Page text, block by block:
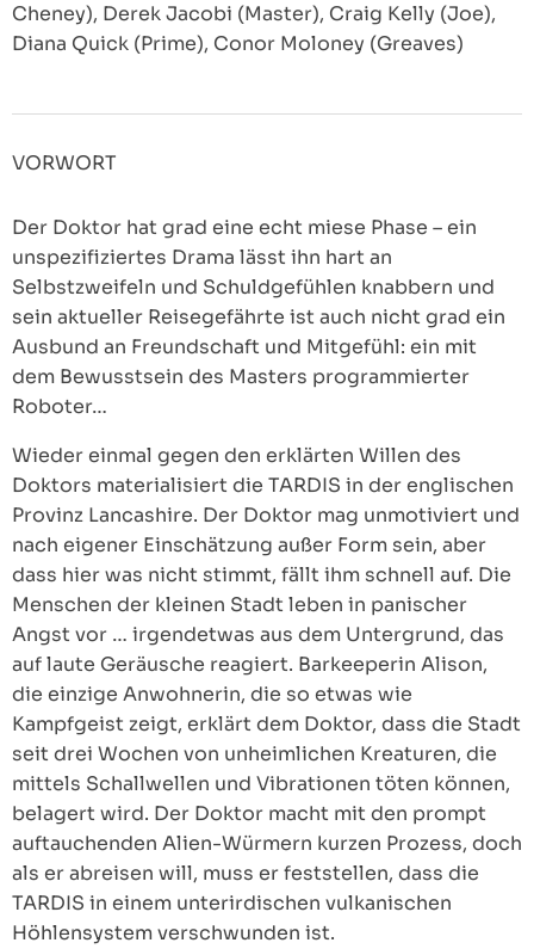
Cheney), Derek Jacobi (Master), Craig Kelly (Joe),
Diana Quick (Prime), Conor Moloney (Greaves)
VORWORT
Der Doktor hat grad eine echt miese Phase – ein
unspezifiziertes Drama lässt ihn hart an
Selbstzweifeln und Schuldgefühlen knabbern und
sein aktueller Reisegefährte ist auch nicht grad ein
Ausbund an Freundschaft und Mitgefühl: ein mit
dem Bewusstsein des Masters programmierter
Roboter…
Wieder einmal gegen den erklärten Willen des
Doktors materialisiert die TARDIS in der englischen
Provinz Lancashire. Der Doktor mag unmotiviert und
nach eigener Einschätzung außer Form sein, aber
dass hier was nicht stimmt, fällt ihm schnell auf. Die
Menschen der kleinen Stadt leben in panischer
Angst vor … irgendetwas aus dem Untergrund, das
auf laute Geräusche reagiert. Barkeeperin Alison,
die einzige Anwohnerin, die so etwas wie
Kampfgeist zeigt, erklärt dem Doktor, dass die Stadt
seit drei Wochen von unheimlichen Kreaturen, die
mittels Schallwellen und Vibrationen töten können,
belagert wird. Der Doktor macht mit den prompt
auftauchenden Alien-Würmern kurzen Prozess, doch
als er abreisen will, muss er feststellen, dass die
TARDIS in einem unterirdischen vulkanischen
Höhlensystem verschwunden ist.